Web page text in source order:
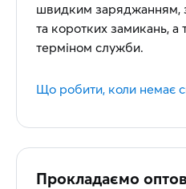
швидким заряджанням,
та коротких замикань,
терміном служби.
Що робити, коли немає
Прокладаємо